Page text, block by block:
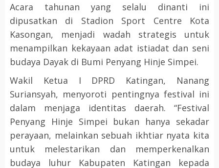
Acara tahunan yang selalu dinanti ini
dipusatkan di Stadion Sport Centre Kota
Kasongan, menjadi wadah strategis untuk
menampilkan kekayaan adat istiadat dan seni
budaya Dayak di Bumi Penyang Hinje Simpei.
Wakil Ketua I DPRD Katingan, Nanang
Suriansyah, menyoroti pentingnya festival ini
dalam menjaga identitas daerah. “Festival
Penyang Hinje Simpei bukan hanya sekadar
perayaan, melainkan sebuah ikhtiar nyata kita
untuk melestarikan dan memperkenalkan
budaya luhur Kabupaten Katingan kepada